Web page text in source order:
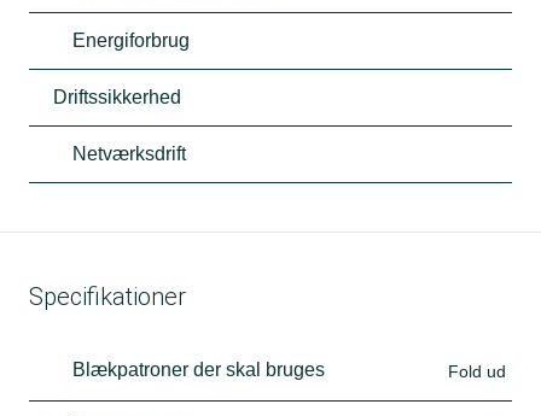
Energiforbrug
Driftssikkerhed
Netværksdrift
Specifikationer
Blækpatroner der skal bruges Fold ud